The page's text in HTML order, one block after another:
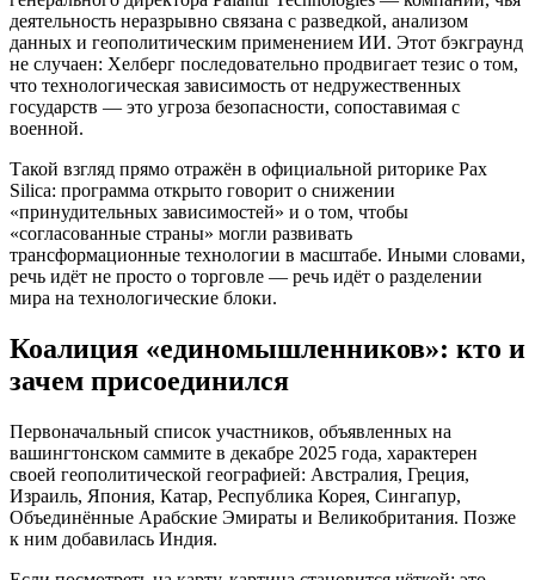
деятельность неразрывно связана с разведкой, анализом
данных и геополитическим применением ИИ. Этот бэкграунд
не случаен: Хелберг последовательно продвигает тезис о том,
что технологическая зависимость от недружественных
государств — это угроза безопасности, сопоставимая с
военной.
Такой взгляд прямо отражён в официальной риторике Pax
Silica: программа открыто говорит о снижении
«принудительных зависимостей» и о том, чтобы
«согласованные страны» могли развивать
трансформационные технологии в масштабе. Иными словами,
речь идёт не просто о торговле — речь идёт о разделении
мира на технологические блоки.
Коалиция «единомышленников»: кто и
зачем присоединился
Первоначальный список участников, объявленных на
вашингтонском саммите в декабре 2025 года, характерен
своей геополитической географией: Австралия, Греция,
Израиль, Япония, Катар, Республика Корея, Сингапур,
Объединённые Арабские Эмираты и Великобритания. Позже
к ним добавилась Индия.